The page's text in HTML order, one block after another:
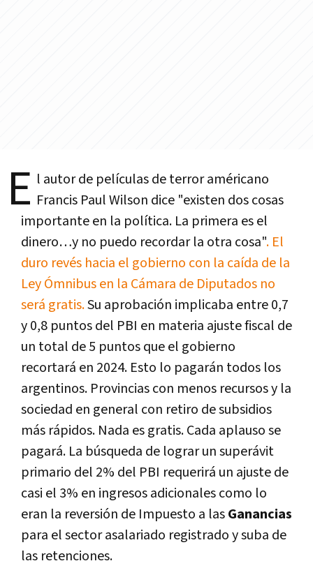
E l autor de películas de terror américano
Francis Paul Wilson dice "existen dos cosas
importante en la política. La primera es el
dinero…y no puedo recordar la otra cosa". El
duro revés hacia el gobierno con la caída de la
Ley Ómnibus en la Cámara de Diputados no
será gratis.Su aprobación implicaba entre 0,7
y 0,8 puntos del PBI en materia ajuste fiscal de
un total de 5 puntos que el gobierno
recortará en 2024. Esto lo pagarán todos los
argentinos. Provincias con menos recursos y la
sociedad en general con retiro de subsidios
más rápidos. Nada es gratis. Cada aplauso se
pagará. La búsqueda de lograr un superávit
primario del 2% del PBI requerirá un ajuste de
casi el 3% en ingresos adicionales como lo
eran la reversión de Impuesto a lasGanancias
para el sector asalariado registrado y suba de
las retenciones.